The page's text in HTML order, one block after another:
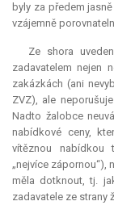
byly za předem
vzájemně
Ze shora
zadavatelem nejen
zakázkách (ani
ZVZ), ale
Nadto žalobce
nabídkové ceny,
vítěznou nabídkou
„nejvíce zápornou“),
měla dotknout, tj.
zadavatele ze strany